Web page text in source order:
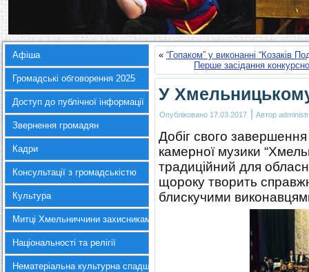
Афіша
Громадські обговорення 2025
Доступ до публічної інформації
Звернення громадян
Кадри
Консультації з громадськістю
Культура
Митці Хмельниччини захисникам України
Національності та релігії
Нематеріальна культурна спадщина
« “Гопаком” у виконанні “Козаків
Перше засідання
У
Опубліковано 17.03.2017 | Автор
Добіг свого
камерної музики
традиційний для
щороку творить
блискучими